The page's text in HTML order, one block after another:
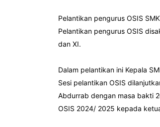
Pelantikan pengurus OSIS
Pelantikan pengurus OSIS
dan XI.
Dalam pelantikan ini Kepala
Sesi pelantikan OSIS
Abdurrab dengan masa bakti
OSIS 2024/ 2025 kepada